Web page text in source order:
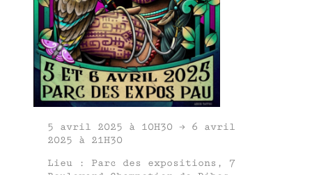
5 avril 2025 à 10H30 → 6 avril
2025 à 21H30
Lieu : Parc des expositions, 7